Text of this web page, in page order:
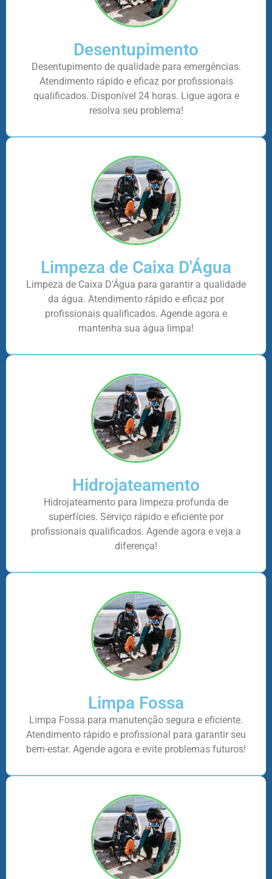
Desentupimento
Desentupimento de qualidade para emergências.
Atendimento rápido e eficaz por profissionais
qualificados. Disponível 24 horas. Ligue agora e
resolva seu problema!
Limpeza de Caixa D'Água
Limpeza de Caixa D'Água para garantir a qualidade
da água. Atendimento rápido e eficaz por
profissionais qualificados. Agende agora e
mantenha sua água limpa!
Hidrojateamento
Hidrojateamento para limpeza profunda de
superfícies. Serviço rápido e eficiente por
profissionais qualificados. Agende agora e veja a
diferença!
Limpa Fossa
Limpa Fossa para manutenção segura e eficiente.
Atendimento rápido e profissional para garantir seu
bem-estar. Agende agora e evite problemas futuros!